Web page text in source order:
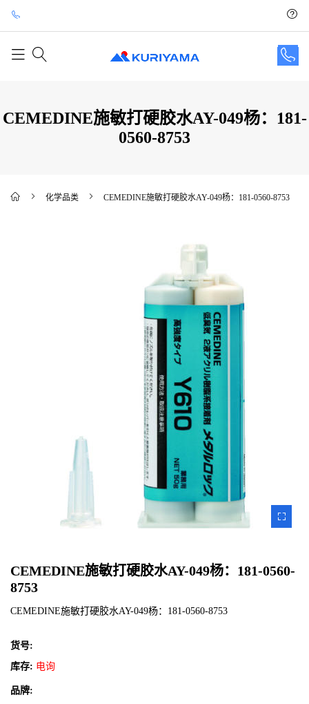
CEMEDINE施敏打硬胶水AY-049杨：181-
0560-8753
化学品类 CEMEDINE施敏打硬胶水AY-049杨：181-0560-8753
CEMEDINE施敏打硬胶水AY-049杨：181-0560-
8753
CEMEDINE施敏打硬胶水AY-049杨：181-0560-8753
货号:
库存: 电询
品牌: